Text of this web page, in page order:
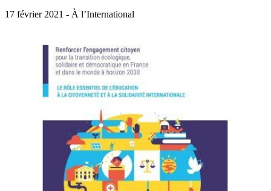
17 février 2021 - À l’International